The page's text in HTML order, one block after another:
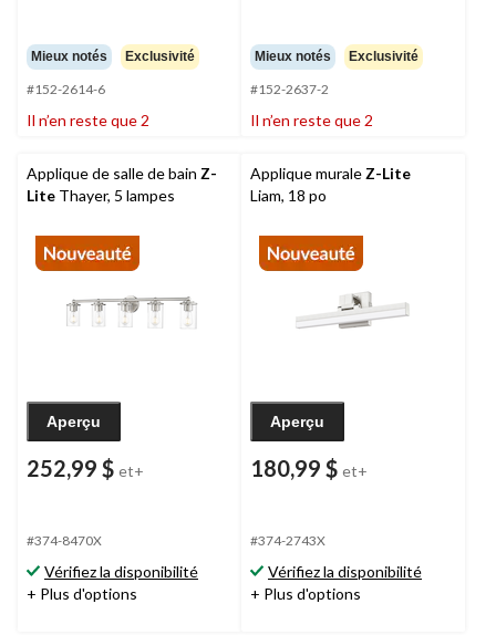
Mieux notés Exclusivité
#152-2614-6
Il n’en reste que 2
Mieux notés Exclusivité
#152-2637-2
Il n’en reste que 2
Applique de salle de bain Z-
Lite Thayer, 5 lampes
Aperçu
252,99 $ et+
#374-8470X
Vérifiez la disponibilité
+ Plus d'options
Applique murale Z-Lite
Liam, 18 po
Aperçu
180,99 $ et+
#374-2743X
Vérifiez la disponibilité
+ Plus d'options